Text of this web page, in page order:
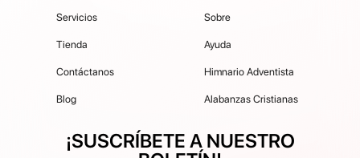
Servicios
Tienda
Contáctanos
Blog
Sobre
Ayuda
Himnario Adventista
Alabanzas Cristianas
¡SUSCRÍBETE A NUESTRO